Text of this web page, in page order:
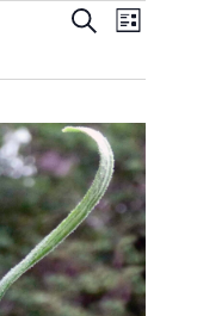
SUCHE
UND
Suche
Liste